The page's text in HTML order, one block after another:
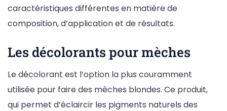
caractéristiques différentes en matière de
composition, d’application et de résultats.
Les décolorants pour mèches
Le décolorant est l’option la plus couramment
utilisée pour faire des mèches blondes. Ce produit,
qui permet d’éclaircir les pigments naturels des